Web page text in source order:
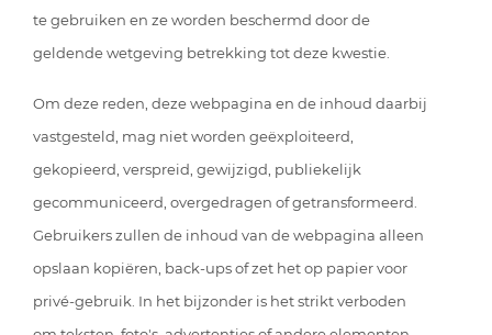
te gebruiken en ze worden beschermd door de
geldende wetgeving betrekking tot deze kwestie.
Om deze reden, deze webpagina en de inhoud daarbij
vastgesteld, mag niet worden geëxploiteerd,
gekopieerd, verspreid, gewijzigd, publiekelijk
gecommuniceerd, overgedragen of getransformeerd.
Gebruikers zullen de inhoud van de webpagina alleen
opslaan kopiëren, back-ups of zet het op papier voor
privé-gebruik. In het bijzonder is het strikt verboden